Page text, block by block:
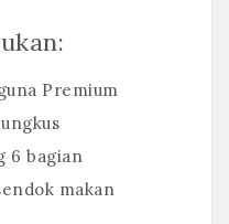
Premium
6 bagian
makan